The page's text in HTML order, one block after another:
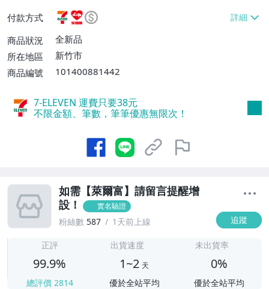
富取貨付款【單件運費$60】、宅配/貨運
【單件運費$150】、郵局掛號【單件運費
$100】、離島配送【單件運費$120】
付款方式
商品狀況
全新品
所在地區
新竹市
商品編號
101400881442
7-ELEVEN 運費只要38元
不限金額、筆數，筆筆優惠無限次！
如需【萊爾富】請留言提醒增
設！
實名驗證
粉絲數 587 1天前上線 追蹤
正評
99.9%
總評價 2814
出貨速度
1~2 天
優於全站平均
未出貨率
0%
優於全站平均